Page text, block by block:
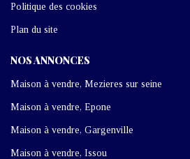
Politique des cookies
Plan du site
NOS ANNONCES
Maison à vendre, Mezieres sur seine
Maison à vendre, Epone
Maison à vendre, Gargenville
Maison à vendre, Issou